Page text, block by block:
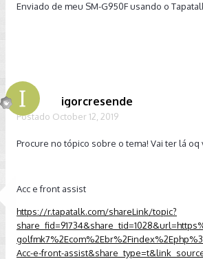
Enviado de meu SM-G950F usando o
igorcresende
Postado October 12, 2019
Procure no tópico sobre o tema! Vai ter lá oq
Acc e front assist
https://r.tapatalk.com/shareLink/topic?
Acc-e-front-